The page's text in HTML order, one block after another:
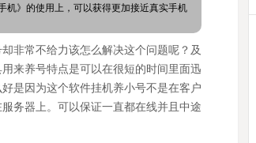
机》的使用上，可以获得更加接近真实手机
非常不给力该怎么解决这个问题呢？及
来养号特点是可以在很短的时间里面迅
是因为这个软件挂机养小号不是在客户
务器上。可以保证一直都在线并且中途